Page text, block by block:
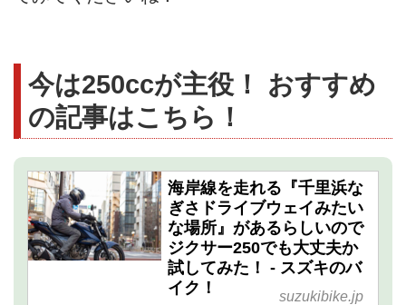
今は250ccが主役！ おすすめ
の記事はこちら！
海岸線を走れる『千里浜な
ぎさドライブウェイみたい
な場所』があるらしいので
ジクサー250でも大丈夫か
試してみた！ - スズキのバ
イク！
suzukibike.jp